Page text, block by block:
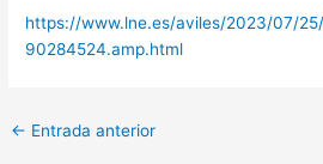
https://www.lne.es/aviles/2023/07/
90284524.amp.html
← Entrada anterior